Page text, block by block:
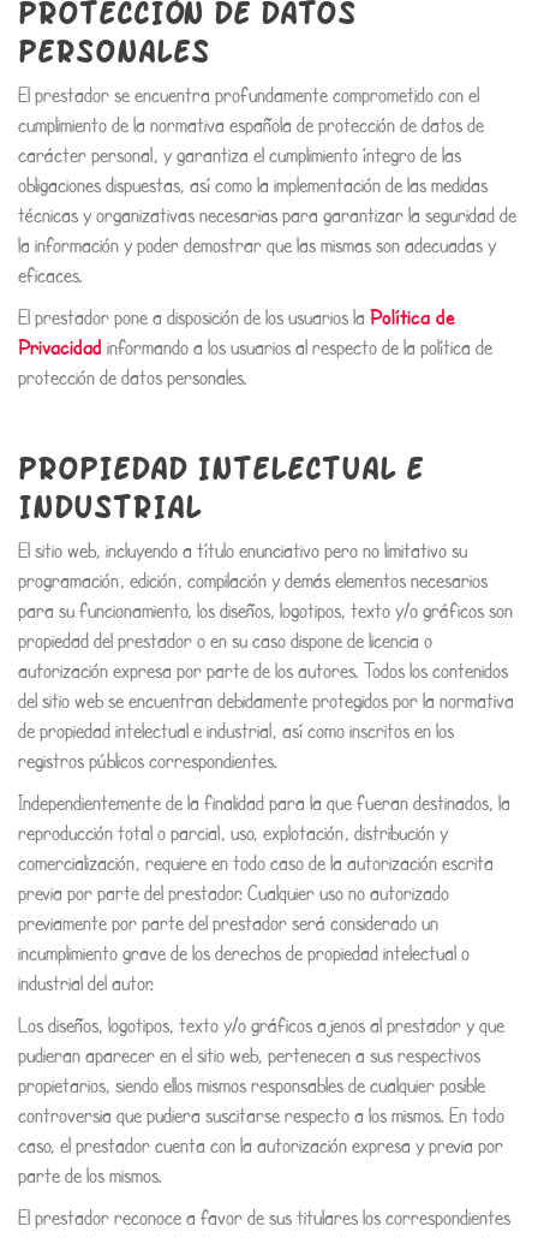
PROTECCIÓN DE DATOS
PERSONALES
El prestador se encuentra profundamente comprometido con el
cumplimiento de la normativa española de protección de datos de
carácter personal, y garantiza el cumplimiento íntegro de las
obligaciones dispuestas, así como la implementación de las medidas
técnicas y organizativas necesarias para garantizar la seguridad de
la información y poder demostrar que las mismas son adecuadas y
eficaces.
El prestador pone a disposición de los usuarios la Política de
Privacidad informando a los usuarios al respecto de la política de
protección de datos personales.
PROPIEDAD INTELECTUAL E
INDUSTRIAL
El sitio web, incluyendo a título enunciativo pero no limitativo su
programación, edición, compilación y demás elementos necesarios
para su funcionamiento, los diseños, logotipos, texto y/o gráficos son
propiedad del prestador o en su caso dispone de licencia o
autorización expresa por parte de los autores. Todos los contenidos
del sitio web se encuentran debidamente protegidos por la normativa
de propiedad intelectual e industrial, así como inscritos en los
registros públicos correspondientes.
Independientemente de la finalidad para la que fueran destinados, la
reproducción total o parcial, uso, explotación, distribución y
comercialización, requiere en todo caso de la autorización escrita
previa por parte del prestador. Cualquier uso no autorizado
previamente por parte del prestador será considerado un
incumplimiento grave de los derechos de propiedad intelectual o
industrial del autor.
Los diseños, logotipos, texto y/o gráficos ajenos al prestador y que
pudieran aparecer en el sitio web, pertenecen a sus respectivos
propietarios, siendo ellos mismos responsables de cualquier posible
controversia que pudiera suscitarse respecto a los mismos. En todo
caso, el prestador cuenta con la autorización expresa y previa por
parte de los mismos.
El prestador reconoce a favor de sus titulares los correspondientes